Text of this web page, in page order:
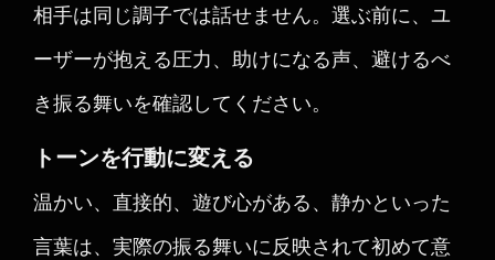
相手は同じ調子では話せません。選ぶ前に、ユ
ーザーが抱える圧力、助けになる声、避けるべ
き振る舞いを確認してください。
トーンを行動に変える
温かい、直接的、遊び心がある、静かといった
言葉は、実際の振る舞いに反映されて初めて意